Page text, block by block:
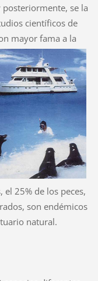
se la
científicos de
mayor fama a la
el 25% de los peces,
son endémicos
natural.